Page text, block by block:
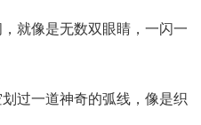
就像是无数双眼睛，一闪一
过一道神奇的弧线，像是织